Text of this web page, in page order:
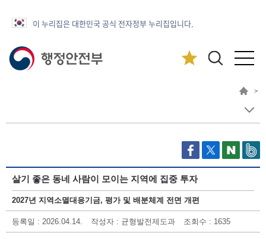
이 누리집은 대한민국 공식 전자정부 누리집입니다.
>
살기 좋은 동네 사람이 모이는 지역에 집중 투자
2027년 지역소멸대응기금, 평가 및 배분체계 전면 개편
등록일 : 2026.04.14. 작성자 : 균형발전제도과 조회수 : 1635